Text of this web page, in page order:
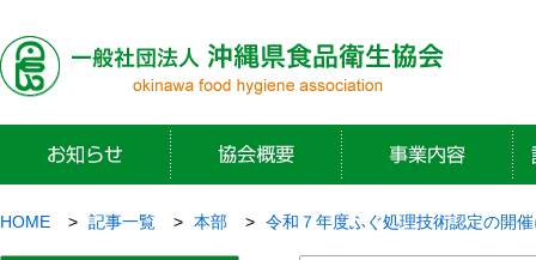
HOME 記事一覧 本部 令和７年度ふぐ処理技術認定の開